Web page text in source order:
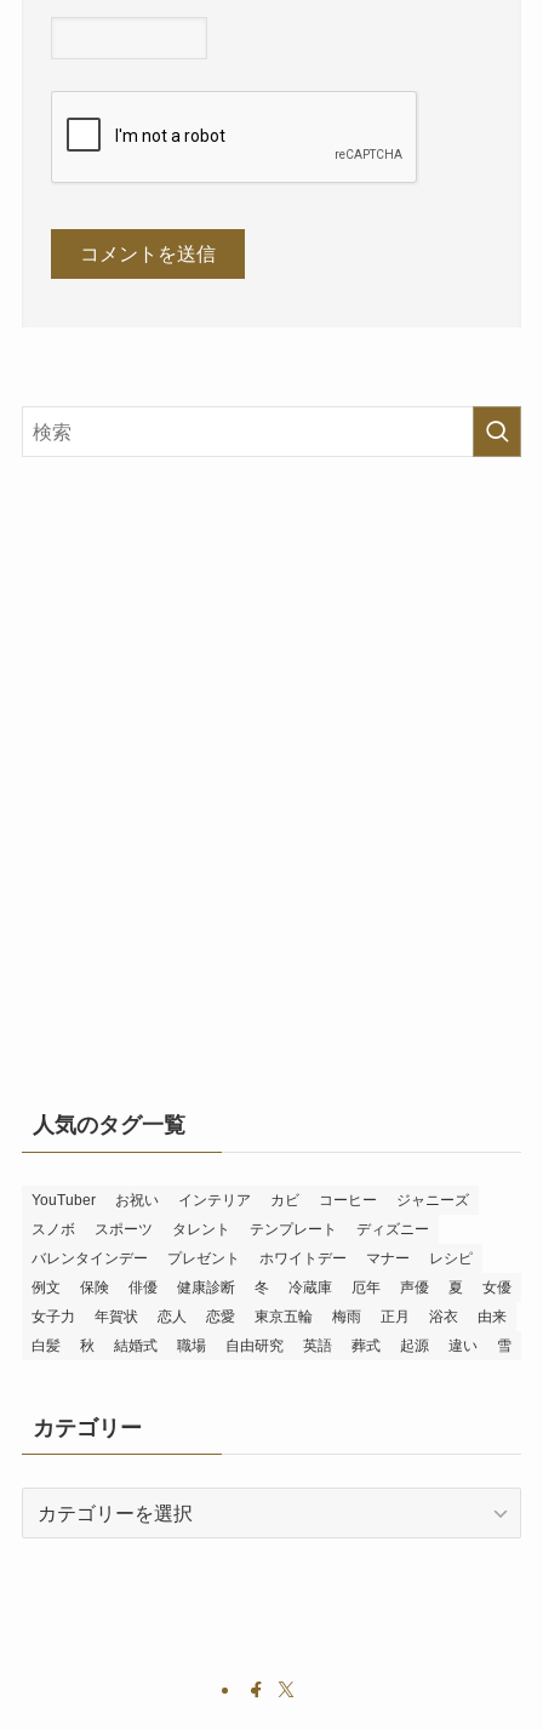
人気のタグ一覧
YouTuber お祝い インテリア カビ コーヒー
ジャニーズ
スノボ
スポーツ タレント テンプレート
ディズニー
バレンタインデー
プレゼント ホワイトデー マナー
レシピ
例文
保険 俳優 健康診断 冬 冷蔵庫 厄年 声優 夏
女優
女子力
年賀状 恋人 恋愛 東京五輪 梅雨 正月 浴衣
由来
白髪
秋 結婚式 職場 自由研究 英語 葬式 起源 違い 雪
カテゴリー